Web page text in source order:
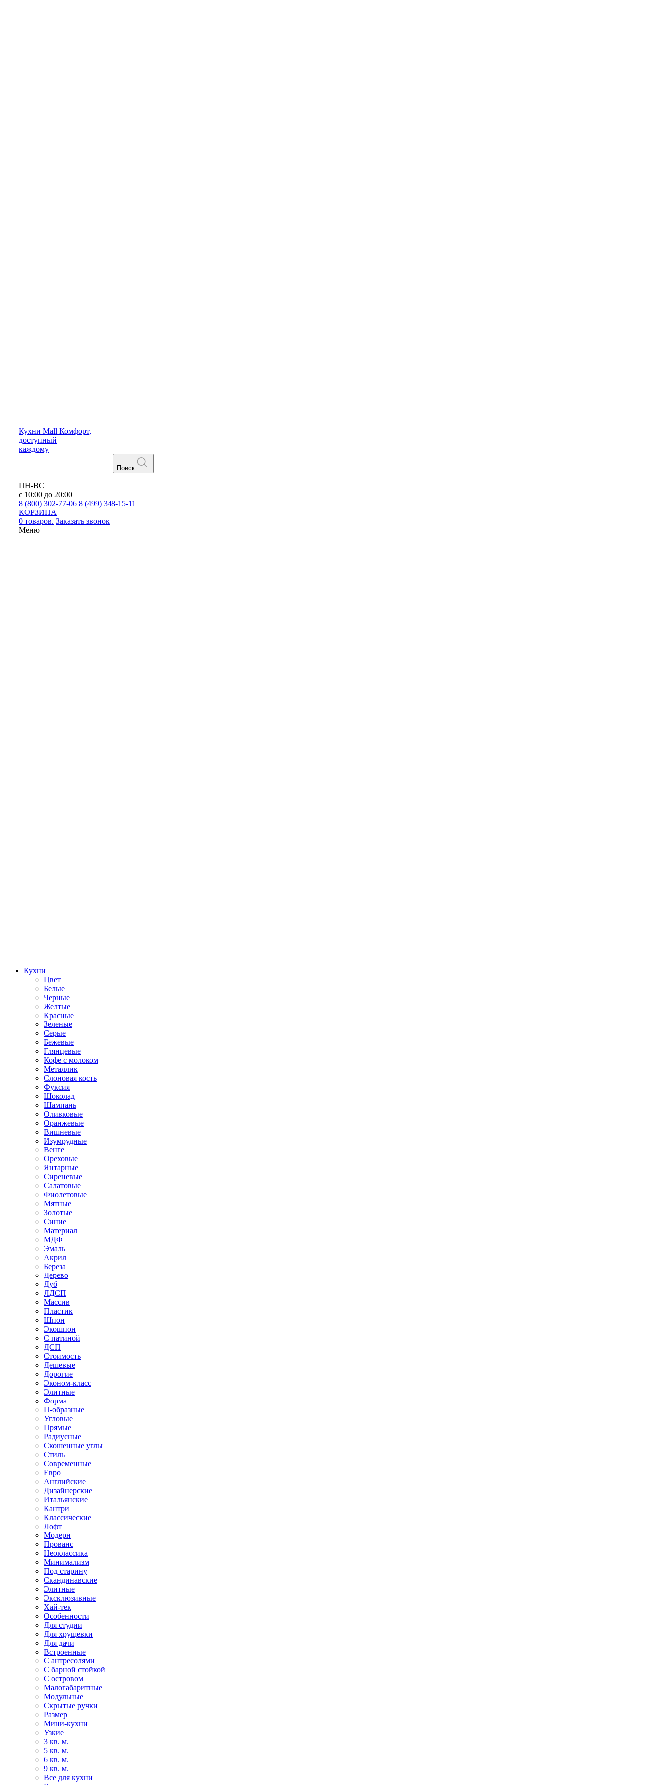
Кухни Mall Комфорт,
доступный
каждому
Поиск
ПН-ВС
с 10:00 до 20:00
8 (800) 302-77-06 8 (499) 348-15-11
КОРЗИНА
0 товаров. Заказать звонок
Меню
Кухни
Цвет
Белые
Черные
Желтые
Красные
Зеленые
Серые
Бежевые
Глянцевые
Кофе с молоком
Металлик
Слоновая кость
Фуксия
Шоколад
Шампань
Оливковые
Оранжевые
Вишневые
Изумрудные
Венге
Ореховые
Янтарные
Сиреневые
Салатовые
Фиолетовые
Мятные
Золотые
Синие
Материал
МДФ
Эмаль
Акрил
Береза
Дерево
Дуб
ЛДСП
Массив
Пластик
Шпон
Экошпон
С патиной
ДСП
Стоимость
Дешевые
Дорогие
Эконом-класс
Элитные
Форма
П-образные
Угловые
Прямые
Радиусные
Скошенные углы
Стиль
Современные
Евро
Английские
Дизайнерские
Итальянские
Кантри
Классические
Лофт
Модерн
Прованс
Неоклассика
Минимализм
Под старину
Скандинавские
Элитные
Эксклюзивные
Хай-тек
Особенности
Для студии
Для хрущевки
Для дачи
Встроенные
С антресолями
С барной стойкой
С островом
Малогабаритные
Модульные
Скрытые ручки
Размер
Мини-кухни
Узкие
3 кв. м.
5 кв. м.
6 кв. м.
9 кв. м.
Все для кухни